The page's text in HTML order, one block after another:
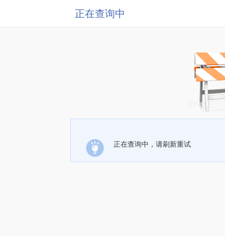
正在查询中
正在查询中，请刷新重试